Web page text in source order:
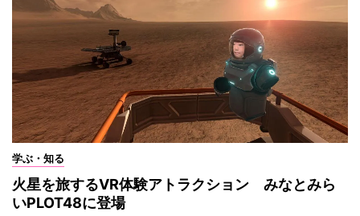
学ぶ・知る
火星を旅するVR体験アトラクション みなとみら
いPLOT48に登場